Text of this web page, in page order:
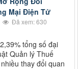
Mại Điện Tử
Đã xem: 630
tổng số đại
Quản lý Thuế
thay đổi quan